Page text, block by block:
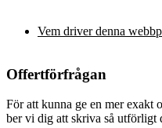
Vem driver denna
Offertförfrågan
För att kunna ge en mer exakt
ber vi dig att skriva så utförligt